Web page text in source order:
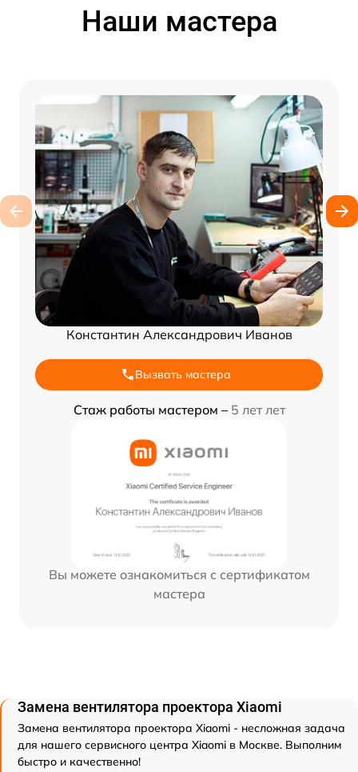
Наши мастера
Константин Александрович Иванов
Вызвать мастера
Стаж работы мастером – 5 лет лет
Вы можете ознакомиться с сертификатом
мастера
Замена вентилятора проектора Xiaomi
Замена вентилятора проектора Xiaomi - несложная задача
для нашего сервисного центра Xiaomi в Москве. Выполним
быстро и качественно!